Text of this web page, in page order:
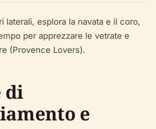
laterali, esplora la navata e il coro,
per apprezzare le vetrate e
(Provence Lovers).
di
e